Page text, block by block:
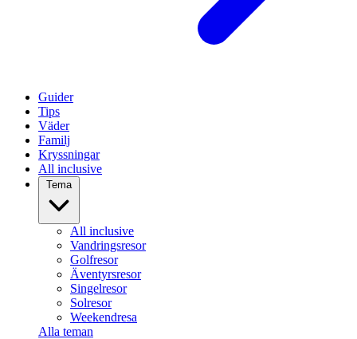
Guider
Tips
Väder
Familj
Kryssningar
All inclusive
Tema
All inclusive
Vandringsresor
Golfresor
Äventyrsresor
Singelresor
Solresor
Weekendresa
Alla teman